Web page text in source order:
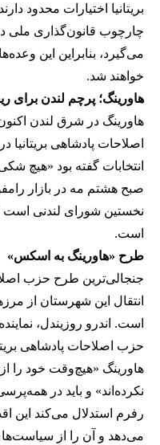
بریتانیا اختیارات محدود
چارچوب قانون‌گذاری ملی
می‌گیرد، بنابراین این
خواهند شد.
هاورینگ؛ پرچم لندن برای
هاورینگ در شرق لندن
اصلاحات پادشاهی بریتانیا
انتخابات گفته بود «هیچ
صبح هشتم مه در بازار
نخستین شورای لندنی است
است.
طرح «هاورینگ به اسکس»
جنجالی‌ترین طرح حزب
انتقال این شهرستان از
است. اندرو روزیندل،
حزب اصلاحات پادشاهی
هاورینگ «هیچ‌وقت خود را
نکرده‌اند» و باید در
رفرم استدلال می‌کند این
می‌دهد و آن را از